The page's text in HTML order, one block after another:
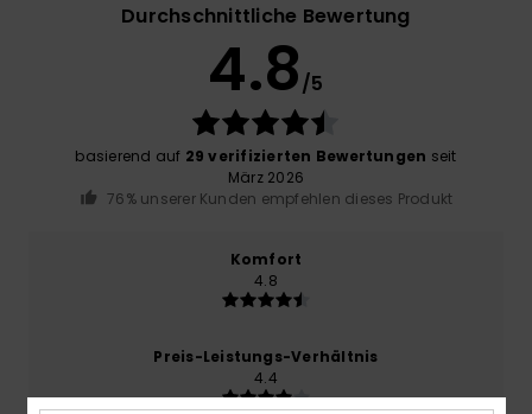
Durchschnittliche Bewertung
4.8/5
basierend auf 29 verifizierten Bewertungen seit
März 2026
76% unserer Kunden empfehlen dieses Produkt
Komfort
4.8
Preis-Leistungs-Verhältnis
4.4